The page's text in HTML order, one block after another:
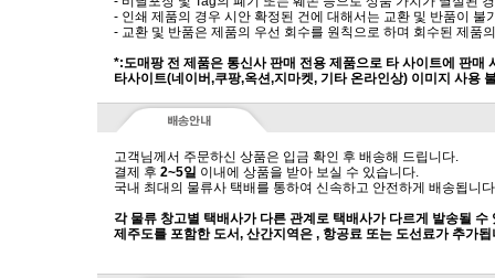
- 인쇄 제품의 경우 시안 확정된 건에 대해서는 교환 및 반품이 불
- 교환 및 반품은 제품의 우선 회수를 원칙으로 하며 회수된 제품
*:도매팡 전 제품은 통신사 판매 전용 제품으로 타 사이트에 판매
타사이트(네이버,쿠팡,옥션,지마켓, 기타 온라인상) 이미지 사용
고객님께서 주문하신 상품은 입금 확인 후 배송해 드립니다.
결제 후 2~5일 이내에 상품을 받아 보실 수 있습니다.
국내 최대의 물류사 택배를 통하여 신속하고 안전하게 배송됩니
각 물류 창고별 택배사가 다른 관계로 택배사가 다르게 발송될 수
제주도를 포함한 도서, 산간지역은 , 항공료 또는 도선료가 추가됩